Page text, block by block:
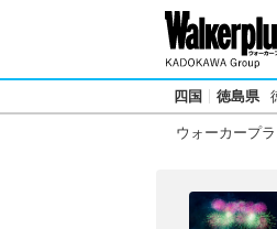
四国 徳島県
ウォーカープ